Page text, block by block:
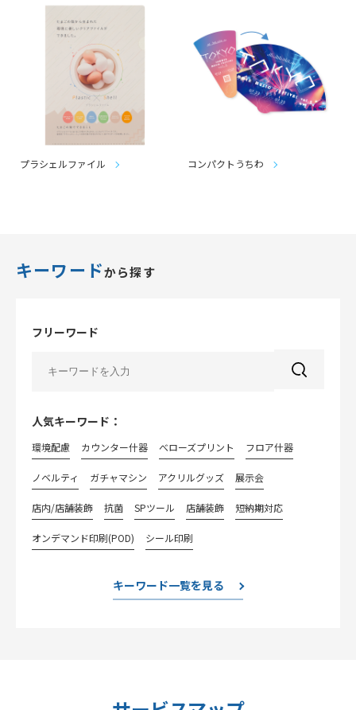
プラシェルファイル コンパクトうちわ
キーワードから探す
フリーワード
人気キーワード：
環境配慮 カウンター什器 べローズプリント フロア什器
ノベルティ ガチャマシン アクリルグッズ 展示会
店内/店舗装飾 抗菌 SPツール 店舗装飾 短納期対応
オンデマンド印刷(POD) シール印刷
キーワード一覧を見る